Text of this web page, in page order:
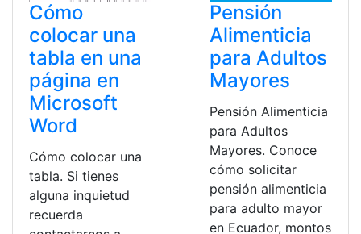
Cómo
colocar una
tabla en una
página en
Microsoft
Word
Cómo colocar una
tabla. Si tienes
alguna inquietud
recuerda
Pensión
Alimenticia
para Adultos
Mayores
Pensión Alimenticia
para Adultos
Mayores. Conoce
cómo solicitar
pensión alimenticia
para adulto mayor
en Ecuador, montos